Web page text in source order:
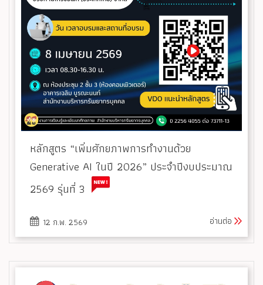
หลักสูตร “เพิ่มศักยภาพการทำงานด้วย
Generative AI ในปี 2026” ประจำปีงบประมาณ
2569 รุ่นที่ 3
12 ก.พ. 2569 อ่านต่อ